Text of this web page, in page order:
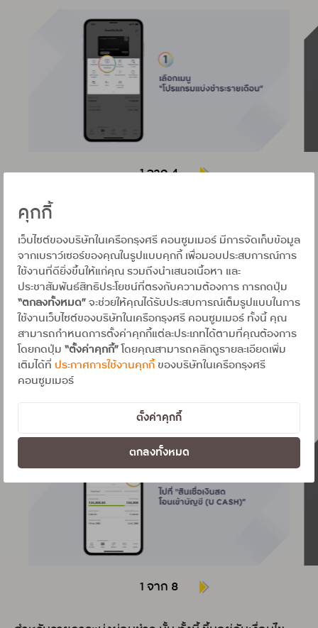
คุกกี้
เว็บไซต์ของบริษัทในเครือกรุงศรี คอนซูมเมอร์ มีการจัดเก็บข้อมูล
จากเบราว์เซอร์ของคุณในรูปแบบคุกกี้ เพื่อมอบประสบการณ์การ
ใช้งานที่ดียิ่งขึ้นให้แก่คุณ รวมถึงนำเสนอเนื้อหา และ
ประชาสัมพันธ์สิทธิประโยชน์ที่ตรงกับความต้องการ การกดปุ่ม
“ตกลงทั้งหมด”จะช่วยให้คุณได้รับประสบการณ์เต็มรูปแบบในการ
ใช้งานเว็บไซต์ของบริษัทในเครือกรุงศรี คอนซูมเมอร์ ทั้งนี้ คุณ
สามารถกำหนดการตั้งค่าคุกกี้แต่ละประเภทได้ตามที่คุณต้องการ
โดยกดปุ่ม “ตั้งค่าคุกกี้”โดยคุณสามารถคลิกดูรายละเอียดเพิ่ม
เติมได้ที่ ประกาศการใช้งานคุกกี้ ของบริษัทในเครือกรุงศรี
คอนซูมเมอร์
ตั้งค่าคุกกี้
ตกลงทั้งหมด
1 จาก 4
บริการขอสินเชื่อเงินสดโอนเข้าบัญชี
นอกจากการบริการแบ่งผ่อนชำระจากการรูดซื้อสินค้า
หรือบริการแล้วนั้น ยังมีบริการขอสินเชื่อเงินสดโอนเข้า
บัญชีผ่านUCHOOSEหรือที่เรียกว่า บริการUCASHหาก
สนใจบริการนี้ ขั้นตอนก็ไม่ยุ่งยาก แถมยังได้วงเงินโอนเข้า
บัญชีธนาคาร หรือ บัญชีพร้อมเพย์ (PromptPay) ได้ทันที
และสามารถเลือกผ่อนชำระเป็นงวดได้ โดยเลือกที่เมนูสิน
เชื่อเงินสดโอนเข้าบัญชี (UCASH) โดยแต่ละขั้นตอนจะแจ้ง
ข้อมูลอย่างละเอียด และขั้นตอนมีความปลอดภัย มีการ
1 จาก 8